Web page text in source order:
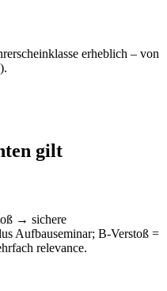
erheblich – von
gilt
→ sichere
Aufbauseminar; B-Verstoß =
relevance.